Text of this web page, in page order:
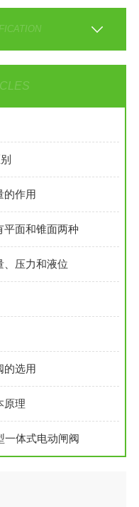
的作用
平面和锥面两种
、压力和液位
的选用
原理
一体式电动闸阀